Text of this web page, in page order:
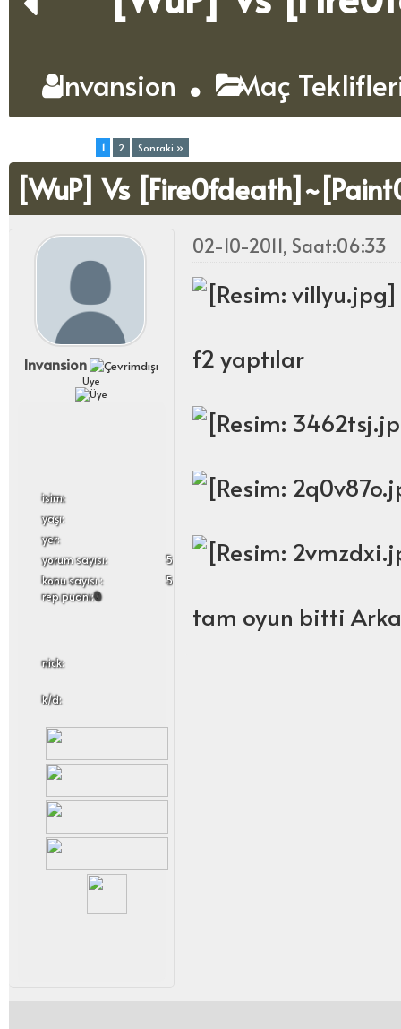
lnvansion Maç
1 2 Sonraki »
[WuP] Vs
lnvansion
Üye
i̇sim:
yaşı:
yer:
yorum sayısı:
5
konu sayısı :
5
rep puanı:0
nick:
k/d:
02-10-2011, Saat:06:33
f2 yaptılar
tam oyun bitti